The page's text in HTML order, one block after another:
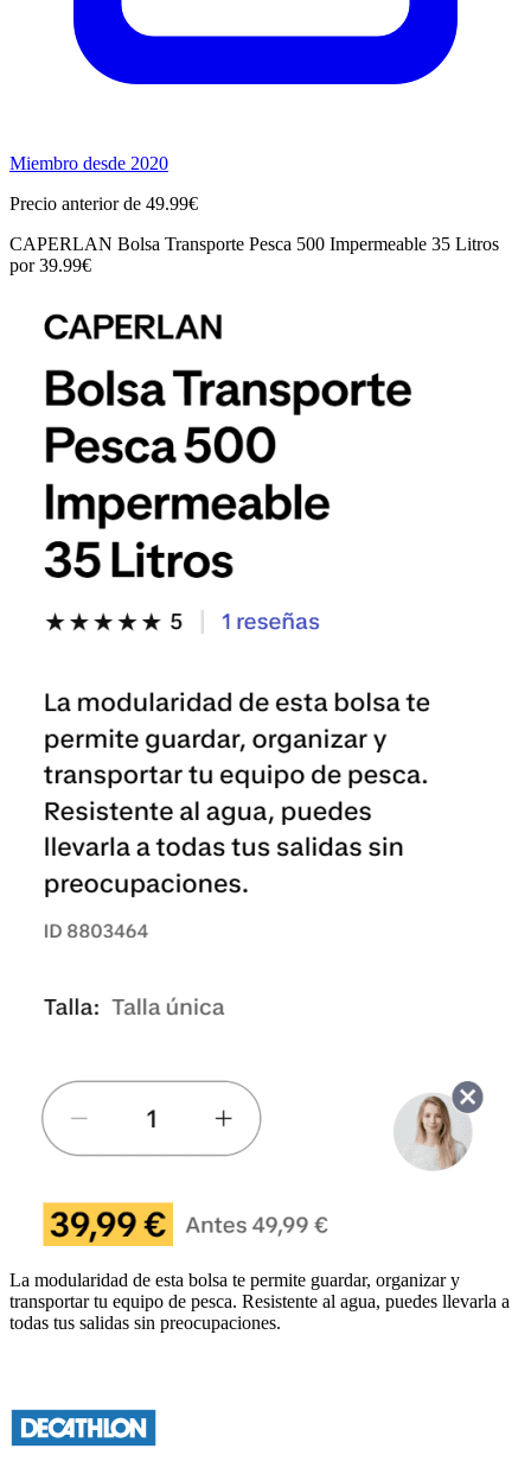
Miembro desde 2020
Precio anterior de 49.99€
CAPERLAN Bolsa Transporte Pesca 500 Impermeable 35 Litros
por 39.99€
La modularidad de esta bolsa te permite guardar, organizar y
transportar tu equipo de pesca. Resistente al agua, puedes llevarla a
todas tus salidas sin preocupaciones.